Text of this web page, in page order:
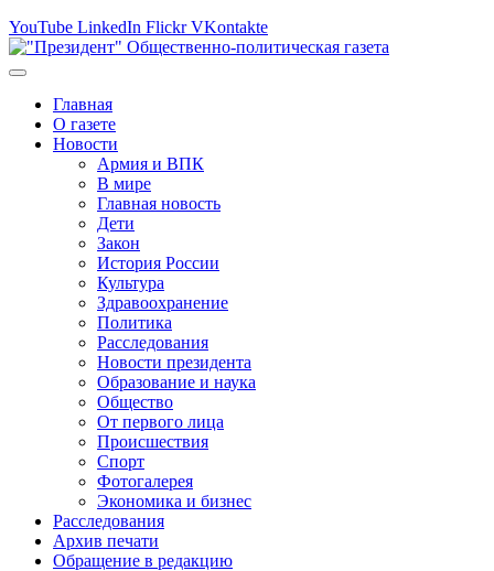
YouTube LinkedIn Flickr VKontakte
Главная
О газете
Новости
Армия и ВПК
В мире
Главная новость
Дети
Закон
История России
Культура
Здравоохранение
Политика
Расследования
Новости президента
Образование и наука
Общество
От первого лица
Происшествия
Спорт
Фотогалерея
Экономика и бизнес
Расследования
Архив печати
Обращение в редакцию